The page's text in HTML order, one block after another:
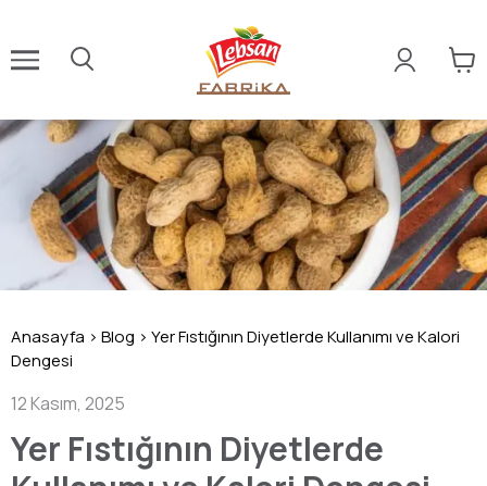
Anasayfa > Blog > Yer Fıstığının Diyetlerde Kullanımı ve Kalori
Dengesi
12 Kasım, 2025
Yer Fıstığının Diyetlerde